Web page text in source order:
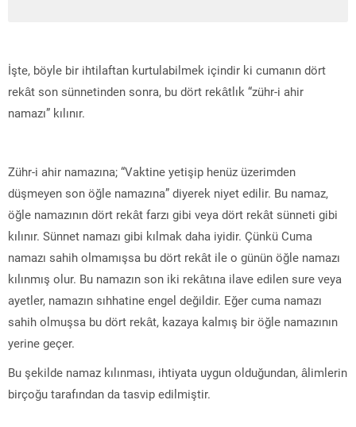
İşte, böyle bir ihtilaftan kurtulabilmek içindir ki cumanın dört
rekât son sünnetinden sonra, bu dört rekâtlık “zühr-i ahir
namazı” kılınır.
Zühr-i ahir namazına; “Vaktine yetişip henüz üzerimden
düşmeyen son öğle namazına” diyerek niyet edilir. Bu namaz,
öğle namazının dört rekât farzı gibi veya dört rekât sünneti gibi
kılınır. Sünnet namazı gibi kılmak daha iyidir. Çünkü Cuma
namazı sahih olmamışsa bu dört rekât ile o günün öğle namazı
kılınmış olur. Bu namazın son iki rekâtına ilave edilen sure veya
ayetler, namazın sıhhatine engel değildir. Eğer cuma namazı
sahih olmuşsa bu dört rekât, kazaya kalmış bir öğle namazının
yerine geçer.
Bu şekilde namaz kılınması, ihtiyata uygun olduğundan, âlimlerin
birçoğu tarafından da tasvip edilmiştir.